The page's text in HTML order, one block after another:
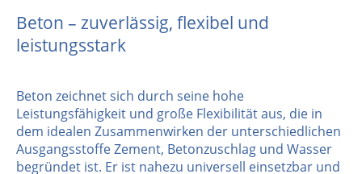
Beton – zuverlässig, flexibel und
leistungsstark
Beton zeichnet sich durch seine hohe
Leistungsfähigkeit und große Flexibilität aus, die in
dem idealen Zusammenwirken der unterschiedlichen
Ausgangsstoffe Zement, Betonzuschlag und Wasser
begründet ist. Er ist nahezu universell einsetzbar und